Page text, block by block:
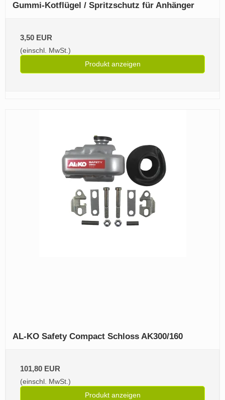
Gummi‑Kotflügel / Spritzschutz für Anhänger
3,50 EUR
(einschl. MwSt.)
Produkt anzeigen
AL‑KO Safety Compact Schloss AK300/160
101,80 EUR
(einschl. MwSt.)
Produkt anzeigen